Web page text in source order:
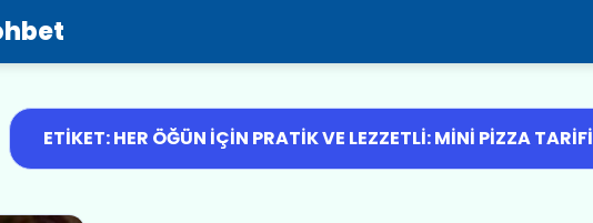
ETIKET: HER ÖĞÜN İÇIN PRATIK VE LEZZETLI: MINI PIZZA TARIFI